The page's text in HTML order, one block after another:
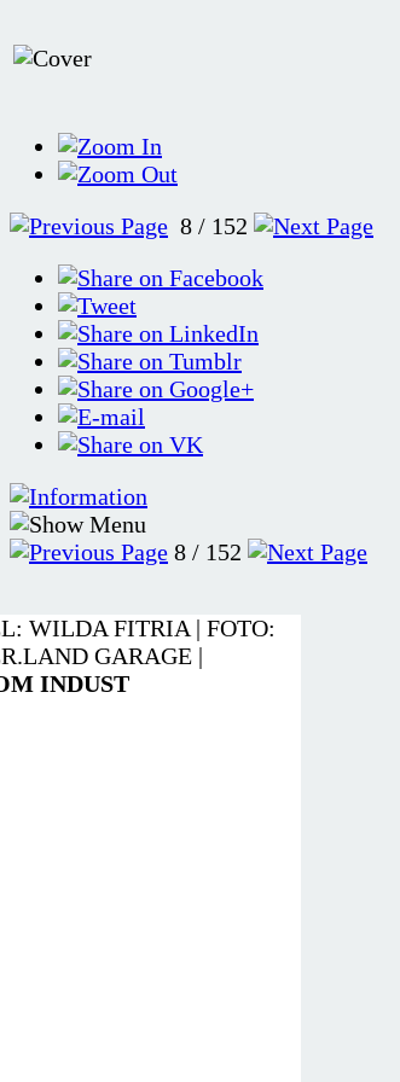
8 / 152
8 / 152
WILDA FITRIA | FOTO:
GARAGE |
INDUST